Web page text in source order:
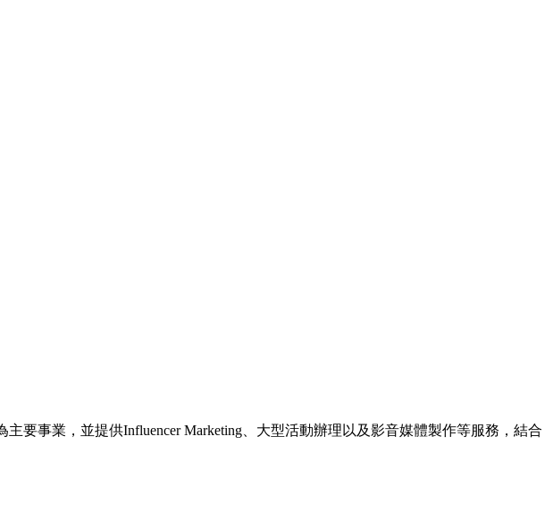
要事業，並提供Influencer Marketing、大型活動辦理以及影音媒體製作等服務，結合